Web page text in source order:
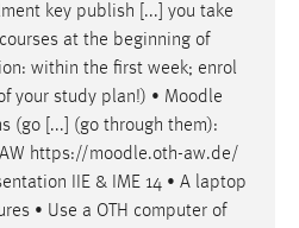
key publish [...] you take
courses at the beginning of
within the first week; enrol
your study plan!) • Moodle
(go [...] (go through them):
AW https://moodle.oth-aw.de/
IIE & IME 14 • A laptop
• Use a OTH computer of